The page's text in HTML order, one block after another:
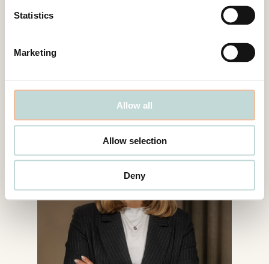
Statistics
Marketing
Allow all
Allow selection
Deny